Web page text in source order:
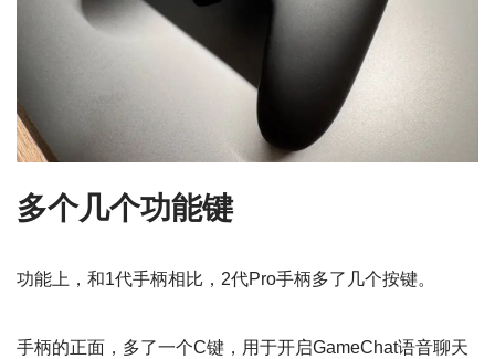
多个几个功能键
功能上，和1代手柄相比，2代Pro手柄多了几个按键。
手柄的正面，多了一个C键，用于开启GameChat语音聊天